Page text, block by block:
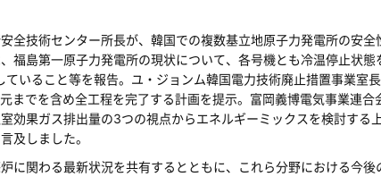
全技術センター所長が、韓国での複数基立地原子力発電所の安全
福島第一原子力発電所の現状について、各号機とも冷温停止状態
いること等を報告。ユ・ジョンム韓国電力技術廃止措置事業室
までを含め全工程を完了する計画を提示。富岡義博電気事業連合
効果ガス排出量の3つの視点からエネルギーミックスを検討する
及しました。
に関わる最新状況を共有するとともに、これら分野における今後